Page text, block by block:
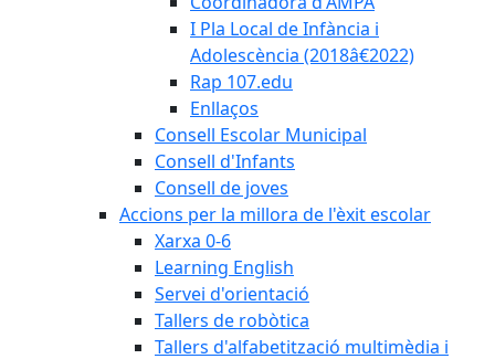
I Pla Local de Infància i
Adolescència (2018â€2022)
Rap 107.edu
Enllaços
Consell Escolar Municipal
Consell d'Infants
Consell de joves
Accions per la millora de l'èxit escolar
Xarxa 0-6
Learning English
Servei d'orientació
Tallers de robòtica
Tallers d'alfabetització multimèdia i